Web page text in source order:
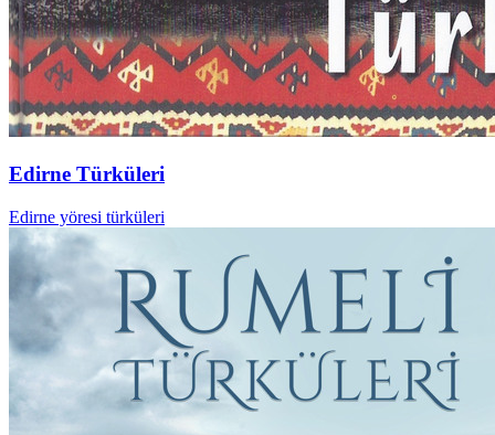
Edirne Türküleri
Edirne yöresi türküleri